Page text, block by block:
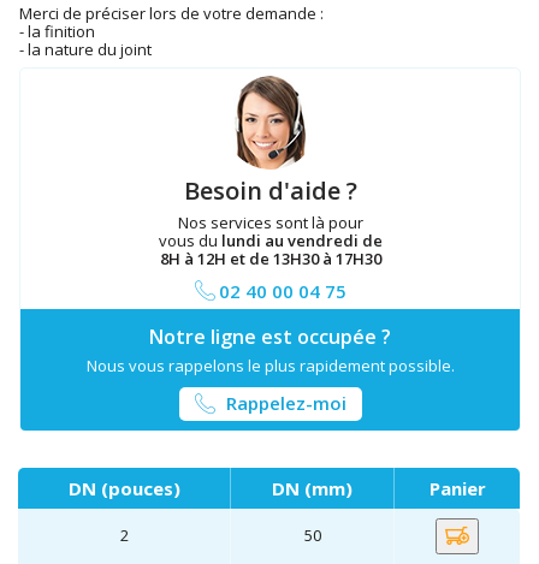
Merci de préciser lors de votre demande :
- la finition
- la nature du joint
Besoin d'aide ?
Nos services sont là pour
vous du lundi au vendredi de
8H à 12H et de 13H30 à 17H30
02 40 00 04 75
Notre ligne est occupée ?
Nous vous rappelons le plus rapidement possible.
Rappelez-moi
DN (pouces) DN (mm) Panier
2 50